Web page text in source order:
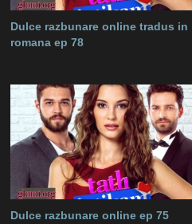
Dulce razbunare online tradus in
romana ep 78
Dulce razbunare online ep 75